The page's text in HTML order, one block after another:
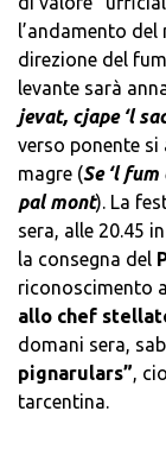
l’andamento
direzione del
levante sarà
jevat, cjape ‘l
verso ponente si
magre (Se ‘l
pal mont). La
sera, alle 20.45
la consegna del
riconoscimento
allo chef
domani sera,
pignarulars”,
tarcentina.